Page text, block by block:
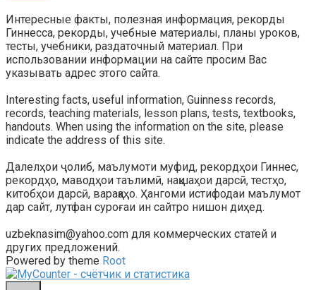
Интересные факты, полезная информация, рекорды
Гиннесса, рекорды, учебные материалы, планы уроков,
тесты, учебники, раздаточный материал. При
использовании информации на сайте просим Вас
указывать адрес этого сайта.
Interesting facts, useful information, Guinness records,
records, teaching materials, lesson plans, tests, textbooks,
handouts. When using the information on the site, please
indicate the address of this site.
Далелҳои ҷолиб, маълумоти муфид, рекордҳои Гиннес,
рекордҳо, маводҳои таълимӣ, нақшаҳои дарсӣ, тестҳо,
китобҳои дарсӣ, варақаҳо. Ҳангоми истифодаи маълумот
дар сайт, лутфан суроғаи ин сайтро нишон диҳед.
uzbeknasim@yahoo.com для коммерческих статей и
других предложений.
Powered by theme Root